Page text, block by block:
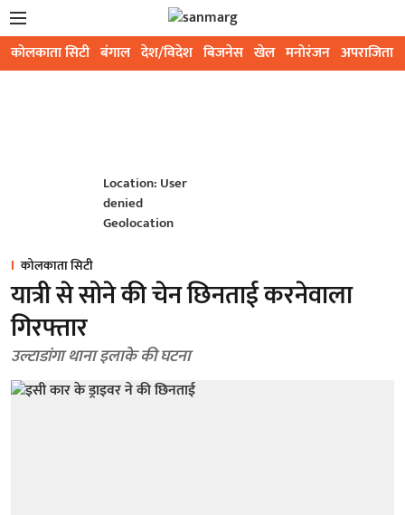
कोलकाता सिटी बंगाल देश/विदेश बिजनेस खेल मनोरंजन अपराजिता
Location: User
denied
Geolocation
कोलकाता सिटी
यात्री से सोने की चेन छिनताई करनेवाला
गिरफ्तार
उल्टाडांगा थाना इलाके की घटना